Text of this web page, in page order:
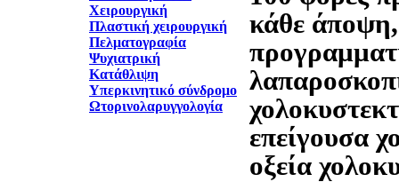
Χειρουργική
Πλαστική χειρουργική
Πελματογραφία
Ψυχιατρική
Κατάθλιψη
Υπερκινητικό σύνδρομο
Ωτορινολαρυγγολογία
κάθε
επείγουσα
οξεία